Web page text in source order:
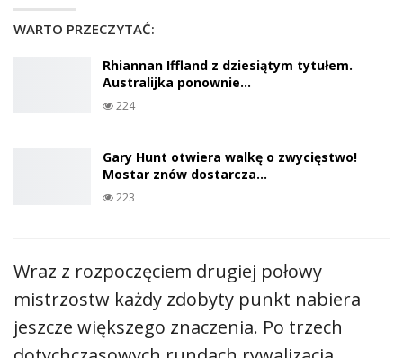
Druga połowa sezonu rozpoczyna się nad
WARTO PRZECZYTAĆ:
Australijka ponownie…
Gary Hunt otwiera walkę o zwycięstwo!
Mostar znów dostarcza…